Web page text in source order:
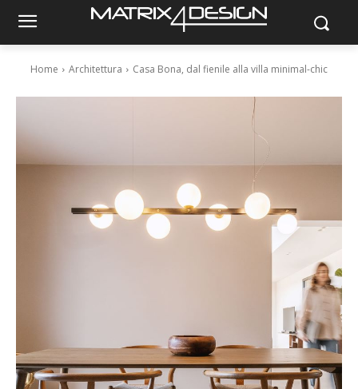
Home Architettura Casa Bona, dal fienile alla villa minimal-chic